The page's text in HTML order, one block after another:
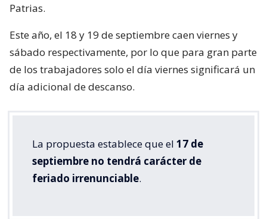
Patrias.
Este año, el 18 y 19 de septiembre caen viernes y
sábado respectivamente, por lo que para gran parte
de los trabajadores solo el día viernes significará un
día adicional de descanso.
La propuesta establece que el 17 de
septiembre no tendrá carácter de
feriado irrenunciable.